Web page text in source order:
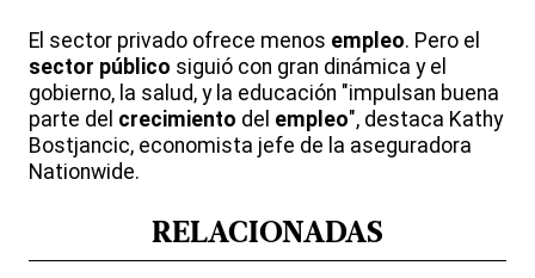
El sector privado ofrece menos empleo. Pero el
sector público siguió con gran dinámica y el
gobierno, la salud, y la educación "impulsan buena
parte del crecimiento del empleo", destaca Kathy
Bostjancic, economista jefe de la aseguradora
Nationwide.
RELACIONADAS